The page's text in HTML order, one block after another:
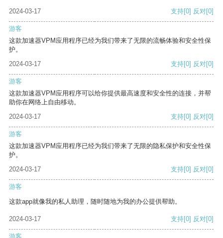
2024-03-17 支持[0] 反对[0]
游客
这款加速器VPM应用程序已经为我们带来了无限的流畅体验和安全性保
护。
2024-03-17
支持[0] 反对[0]
游客
这款加速器VPM应用程序可以给你提供最高速度和安全性的连接，并帮
助你在网络上自由移动。
2024-03-17
支持[0] 反对[0]
游客
这款加速器VPM应用程序已经为我们带来了无限的隐私保护和安全性保
护。
2024-03-17
支持[0] 反对[0]
游客
这款app就像我的私人助理，随时随地为我的办公提供帮助。
2024-03-17 支持[0] 反对[0]
游客